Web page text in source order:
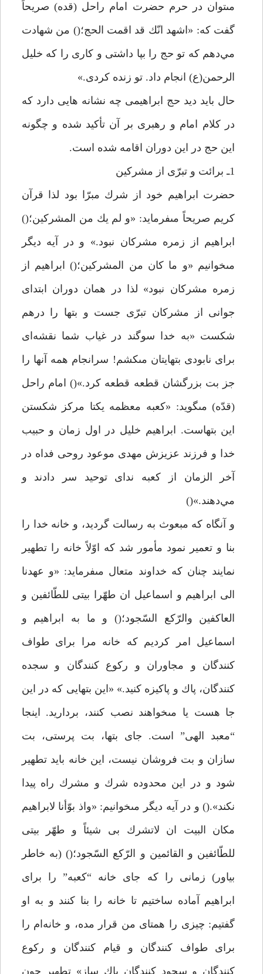
مىتوان در حرم حضرت امام راحل (قده) صريحاً
گفت كه: «اشهد انّك قد اقمت الحج؛() من شهادت
مي‌دهم كه تو حج را بپا داشتى و كارى را كه خليل
الرحمن(ع) انجام داد. تو زنده كردى.»
حال بايد ديد حج ابراهيمى چه نشانه هايى دارد كه
در كلام امام و رهبرى بر آن تأكيد شده و چگونه
اين حج در اين دوران اقامه شده است.
1ـ برائت و تبرّى از مشركين
حضرت ابراهيم خود از شرك مبرّا بود لذا قرآن
كريم صريحاً مىفرمايد: «و لم يك من المشركين؛()
ابراهيم از زمره مشركان نبود.» و در آيه ديگر
مىخوانيم «و ما كان من المشركين؛() ابراهيم از
زمره مشركان نبود» لذا در همان دوران ابتداى
جوانى از مشركان تبرّى جست و بتها را درهم
شكست «به خدا سوگند در غياب شما نقشه‌اى
براى نابودى بتهايتان مىكشم! سرانجام همه آنها را
جز بت بزرگشان قطعه قطعه كرد.»() امام راحل
(قدّه) مىگويد: «كعبه معظمه يكتا مركز شكستن
اين بتهاست. ابراهيم خليل در اول زمان و حبيب
خدا و فرزند عزيزش مهدى موعود روحى فداه در
آخر الزمان از كعبه نداى توحيد سر دادند و
مي‌دهند.»()
و آنگاه كه مبعوث به رسالت گرديد، و خانه خدا را
بنا و تعمير نمود مأمور شد كه اوّلاً خانه را تطهير
نمايند چنان كه خداوند متعال مىفرمايد: «و عهدنا
الى ابراهيم و اسماعيل ان طهّرا بيتى للطّائفين و
العاكفين والرّكع السّجود؛() و ما به ابراهيم و
اسماعيل امر كرديم كه خانه مرا براى طواف
كنندگان و مجاوران و ركوع كنندگان و سجده
كنندگان، پاك و پاكيزه كنيد.» «اين بتهايى كه در اين
جا هست يا مىخواهند نصب كنند، برداريد. اينجا
“معبد الهى” است. جاى بتها، بت پرستى، بت
سازان و بت فروشان نيست، اين خانه بايد تطهير
شود و در اين محدوده شرك و مشرك راه پيدا
نكند».() و در آيه ديگر مىخوانيم: «واذ بوّأنا لابراهيم
مكان البيت ان لاتشرك بى شيئاً و طهّر بيتى
للطّائفين و القائمين و الرّكع السّجود؛() (به خاطر
بياور) زمانى را كه جاى خانه “كعبه” را براى
ابراهيم آماده ساختيم تا خانه را بنا كنند و به او
گفتيم: چيزى را همتاى من قرار مده، و خانه‌ام را
براى طواف كنندگان و قيام كنندگان و ركوع
كنندگان و سجود كنندگان پاك ساز» تطهير چون